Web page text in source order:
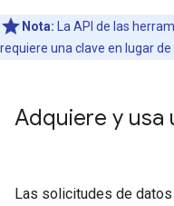
Nota: La API de las
requiere una clave en lugar de
Adquiere y usa
Las solicitudes de